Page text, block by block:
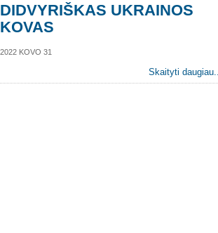
DIDVYRIŠKAS UKRAINOS
KOVAS
2022 KOVO 31
Skaityti daugiau...